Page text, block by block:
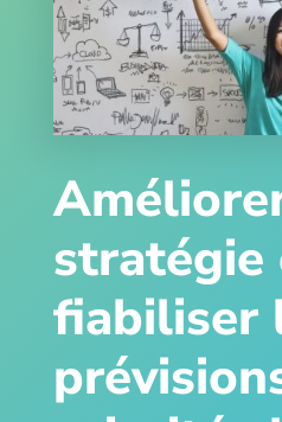
stratégie
fiabiliser